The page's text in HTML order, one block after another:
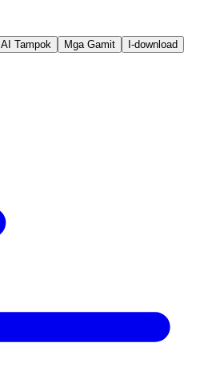
AI Tampok Mga Gamit I-download